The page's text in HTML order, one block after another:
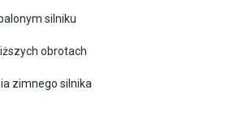
silniku
obrotach
zimnego silnika